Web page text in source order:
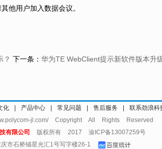
他用户加入数据会议。
？ 下一条： 华为TE WebClient提示新软件版本升
化 产品中心 常见问题 售后服务 联系劲浪科
jl.com/ Copyright All Rights Reserved
有限公司
版权所有 2017 渝ICP备13007259号
庆市石桥铺星光汇1号写字楼26-1